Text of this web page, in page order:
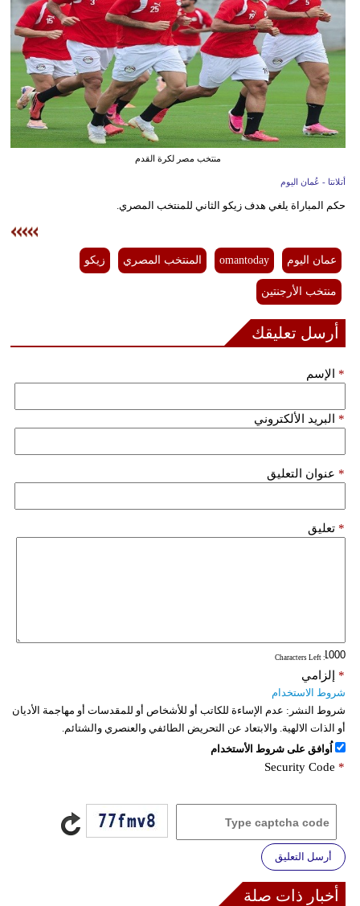
وسفر
ديكور
أخبار
إعلام
تعليم
أبراج
فيديو
منتخب مصر لكرة القدم
أتلانتا - عُمان اليوم
حكم المباراة يلغي هدف زيكو الثاني للمنتخب المصري.
عمان اليوم omantoday المنتخب المصري زيكو
منتخب الأرجنتين
أرسل تعليقك
الإسم *
البريد الألكتروني *
عنوان التعليق *
تعليق *
: Characters Left
إلزامي *
شروط الاستخدام
شروط النشر: عدم الإساءة للكاتب أو للأشخاص أو للمقدسات أو مهاجمة الأديان
أو الذات الالهية. والابتعاد عن التحريض الطائفي والعنصري والشتائم.
اُوافق على شروط الأستخدام
Security Code *
أرسل التعليق
أخبار ذات صلة